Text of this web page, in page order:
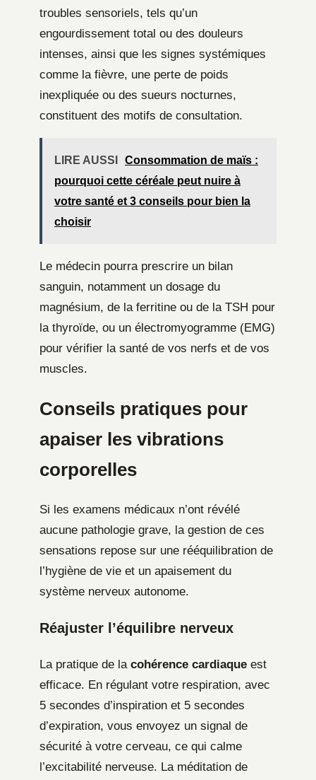
troubles sensoriels, tels qu’un
engourdissement total ou des douleurs
intenses, ainsi que les signes systémiques
comme la fièvre, une perte de poids
inexpliquée ou des sueurs nocturnes,
constituent des motifs de consultation.
LIRE AUSSI
Consommation de maïs :
pourquoi cette céréale peut nuire à
votre santé et 3 conseils pour bien la
choisir
Le médecin pourra prescrire un bilan
sanguin, notamment un dosage du
magnésium, de la ferritine ou de la TSH pour
la thyroïde, ou un électromyogramme (EMG)
pour vérifier la santé de vos nerfs et de vos
muscles.
Conseils pratiques pour
apaiser les vibrations
corporelles
Si les examens médicaux n’ont révélé
aucune pathologie grave, la gestion de ces
sensations repose sur une rééquilibration de
l’hygiène de vie et un apaisement du
système nerveux autonome.
Réajuster l’équilibre nerveux
La pratique de la cohérence cardiaque est
efficace. En régulant votre respiration, avec
5 secondes d’inspiration et 5 secondes
d’expiration, vous envoyez un signal de
sécurité à votre cerveau, ce qui calme
l’excitabilité nerveuse. La méditation de